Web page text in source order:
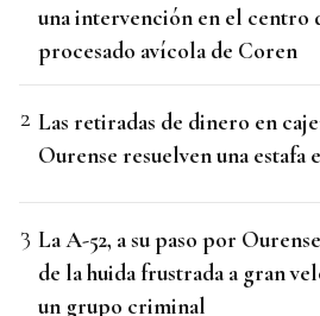
una intervención en el centro
procesado avícola de Coren
Las retiradas de dinero en
Ourense resuelven una estafa
La A-52, a su paso por
de la huida frustrada a gran
un grupo criminal